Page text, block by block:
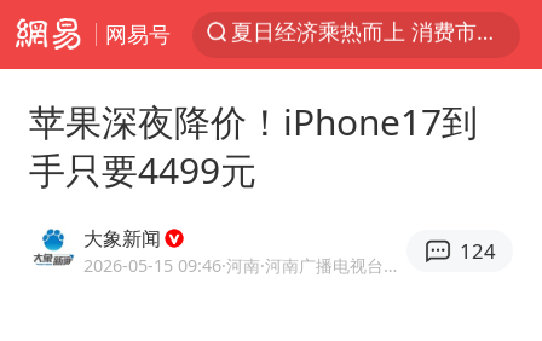
网易号
《披荆斩棘2026》阵容官宣
刘嘉玲晒与周星驰合照
苹果深夜降价！iPhone17到
手只要4499元
大象新闻
2026-05-15 09:46·河南 ·河南广播电视台官方网易号
124